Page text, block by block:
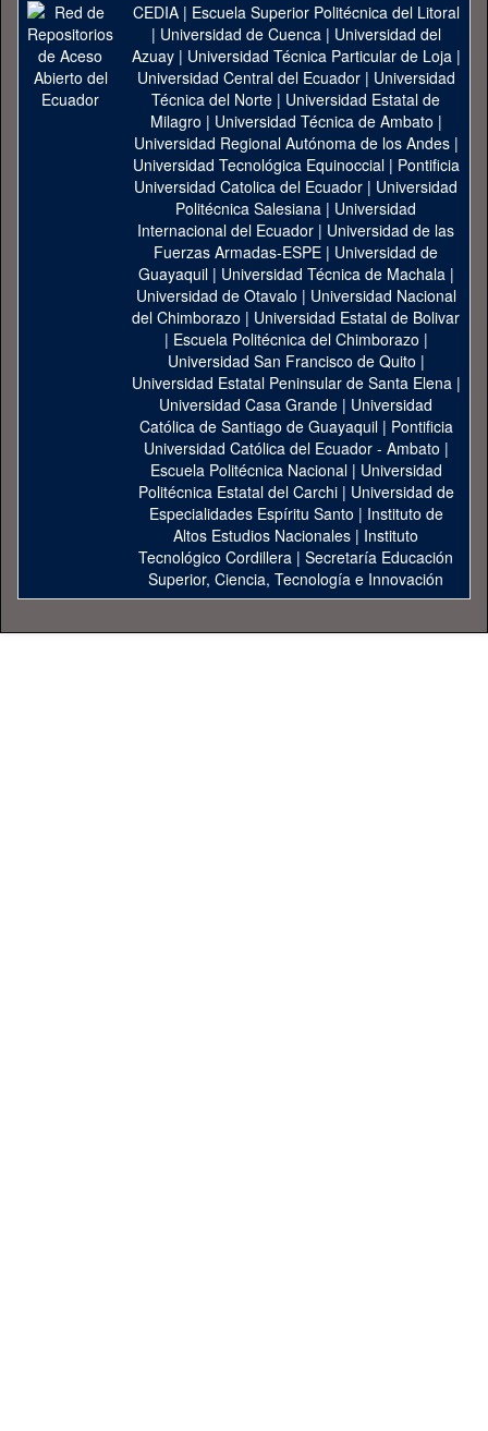
CEDIA| Escuela Superior Politécnica del Litoral
| Universidad de Cuenca| Universidad del
Azuay| Universidad Técnica Particular de Loja|
Universidad Central del Ecuador| Universidad
Técnica del Norte | Universidad Estatal de
Milagro | Universidad Técnica de Ambato |
Universidad Regional Autónoma de los Andes|
Universidad Tecnológica Equinoccial| Pontificia
Universidad Catolica del Ecuador | Universidad
Politécnica Salesiana | Universidad
Internacional del Ecuador | Universidad de las
Fuerzas Armadas-ESPE | Universidad de
Guayaquil| Universidad Técnica de Machala|
Universidad de Otavalo | Universidad Nacional
del Chimborazo | Universidad Estatal de Bolivar
| Escuela Politécnica del Chimborazo |
Universidad San Francisco de Quito |
Universidad Estatal Peninsular de Santa Elena|
Universidad Casa Grande | Universidad
Católica de Santiago de Guayaquil| Pontificia
Universidad Católica del Ecuador - Ambato |
Escuela Politécnica Nacional| Universidad
Politécnica Estatal del Carchi| Universidad de
Especialidades Espíritu Santo | Instituto de
Altos Estudios Nacionales | Instituto
Tecnológico Cordillera | Secretaría Educación
Superior, Ciencia, Tecnología e Innovación